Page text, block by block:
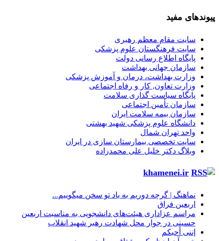
پیوندهای مفید
سایت مقام معظم رهبری
سایت فرهنگستان علوم پزشکی
پایگاه اطلاع رسانی دولت
سازمان جهانی بهداشت
وزارت بهداشت، درمان و آموزش پزشکی
وزارت تعاون, کار و رفاه اجتماعی
پایگاه سیاست گذاری سلامت
سازمان تأمین اجتماعی
سازمان بیمه سلامت ایران
دانشگاه علوم پزشکی شهید بهشتی
واحد تهران شمال
سایت تخصصی بیمارستان سازی در ایران
وبلاگ دکتر خلیل علی محمدزاده
khamenei.ir
نماهنگ |‌ گرچه دوریم به یاد تو سخن میگوییم...
اربعین فراق
مراسم عزاداری هیئت‌های دانشجویی به مناسبت اربعین
حسینی در جوار محل شهادت رهبر شهید انقلاب
إننی أحبکم